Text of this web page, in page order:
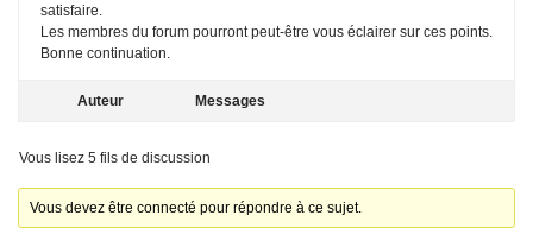
satisfaire.
Les membres du forum pourront peut-être vous éclairer sur ces points.
Bonne continuation.
Auteur Messages
Vous lisez 5 fils de discussion
Vous devez être connecté pour répondre à ce sujet.